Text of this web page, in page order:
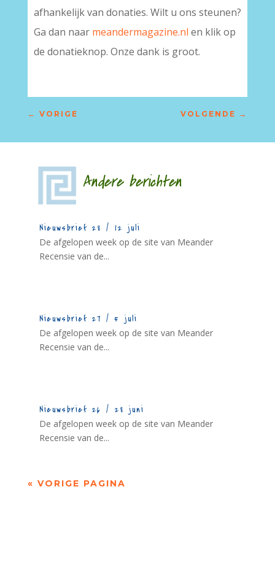
afhankelijk van donaties. Wilt u ons steunen?
Ga dan naar meandermagazine.nl en klik op
de donatieknop. Onze dank is groot.
← VORIGE VOLGENDE →
Andere berichten
Nieuwsbrief 28 / 12 juli
De afgelopen week op de site van Meander
Recensie van de...
Nieuwsbrief 27 / 5 juli
De afgelopen week op de site van Meander
Recensie van de...
Nieuwsbrief 26 / 28 juni
De afgelopen week op de site van Meander
Recensie van de...
« VORIGE PAGINA